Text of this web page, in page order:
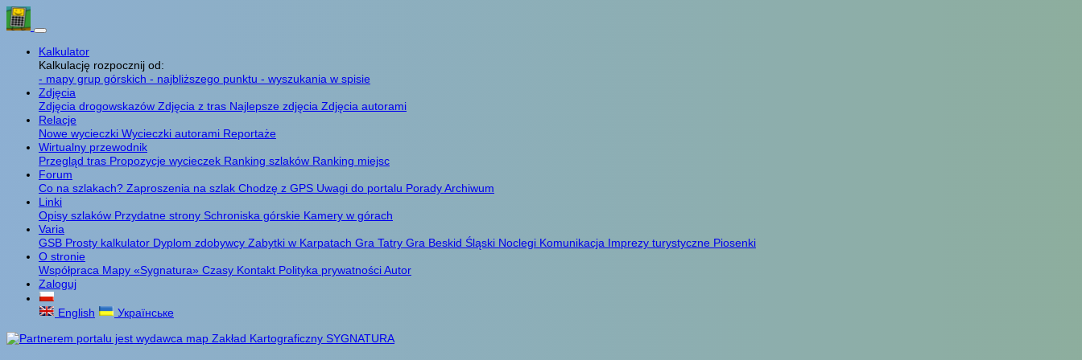
Kalkulator
Kalkulację rozpocznij od:
- mapy grup górskich - najbliższego punktu - wyszukania w spisie
Zdjęcia
Zdjęcia drogowskazów Zdjęcia z tras Najlepsze zdjęcia Zdjęcia autorami
Relacje
Nowe wycieczki Wycieczki autorami Reportaże
Wirtualny przewodnik
Przegląd tras Propozycje wycieczek Ranking szlaków Ranking miejsc
Forum
Co na szlakach? Zaproszenia na szlak Chodzę z GPS Uwagi do portalu PoradyArchiwum
Linki
Opisy szlaków Przydatne strony Schroniska górskie Kamery w górach
Varia
GSB Prosty kalkulator Dyplom zdobywcy Zabytki w Karpatach Gra Tatry Gra Beskid Śląski Noclegi Komunikacja Imprezy turystyczne Piosenki
O stronie
Współpraca Mapy «Sygnatura» Czasy Kontakt Polityka prywatnościAutor
Zaloguj
English Українське